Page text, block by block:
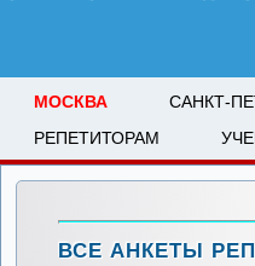
МОСКВА САНКТ-
РЕПЕТИТОРАМ
ВСЕ АНКЕТЫ